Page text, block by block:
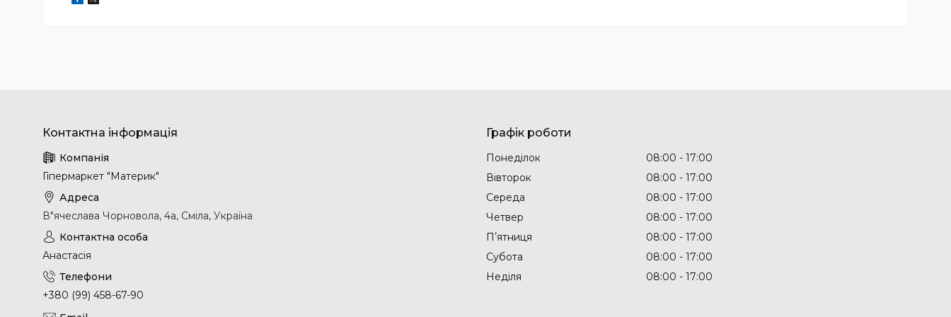
Гіпермаркет "Материк"
В"ячеслава Чорновола, 4а, Сміла, Україна
Анастасія
+380 (99) 458-67-90
Графік роботи
Понеділок 08:00
17:00
Вівторок
08:00
17:00
Середа
08:00
17:00
Четвер
08:00
17:00
Пʼятниця
08:00
17:00
Субота
08:00
17:00
Неділя
08:00 17:00